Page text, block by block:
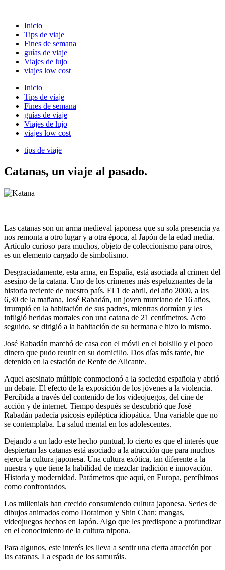
contenido
Inicio
Tips de viaje
Fines de semana
guías de viaje
Viajes de lujo
viajes low cost
Inicio
Tips de viaje
Fines de semana
guías de viaje
Viajes de lujo
viajes low cost
tips de viaje
Catanas, un viaje al pasado.
Las catanas son un arma medieval japonesa que su sola presencia ya
nos remonta a otro lugar y a otra época, al Japón de la edad media.
Artículo curioso para muchos, objeto de coleccionismo para otros,
es un elemento cargado de simbolismo.
Desgraciadamente, esta arma, en España, está asociada al crimen del
asesino de la catana. Uno de los crímenes más espeluznantes de la
historia reciente de nuestro país. El 1 de abril, del año 2000, a las
6,30 de la mañana, José Rabadán, un joven murciano de 16 años,
irrumpió en la habitación de sus padres, mientras dormían y les
infligió heridas mortales con una catana de 21 centímetros. Acto
seguido, se dirigió a la habitación de su hermana e hizo lo mismo.
José Rabadán marchó de casa con el móvil en el bolsillo y el poco
dinero que pudo reunir en su domicilio. Dos días más tarde, fue
detenido en la estación de Renfe de Alicante.
Aquel asesinato múltiple conmocionó a la sociedad española y abrió
un debate. El efecto de la exposición de los jóvenes a la violencia.
Percibida a través del contenido de los videojuegos, del cine de
acción y de internet. Tiempo después se descubrió que José
Rabadán padecía psicosis epiléptica idiopática. Una variable que no
se contemplaba. La salud mental en los adolescentes.
Dejando a un lado este hecho puntual, lo cierto es que el interés que
despiertan las catanas está asociado a la atracción que para muchos
ejerce la cultura japonesa. Una cultura exótica, tan diferente a la
nuestra y que tiene la habilidad de mezclar tradición e innovación.
Historia y modernidad. Parámetros que aquí, en Europa, percibimos
como confrontados.
Los millenials han crecido consumiendo cultura japonesa. Series de
dibujos animados como Doraimon y Shin Chan; mangas,
videojuegos hechos en Japón. Algo que les predispone a profundizar
en el conocimiento de la cultura nipona.
Para algunos, este interés les lleva a sentir una cierta atracción por
las catanas. La espada de los samuráis.